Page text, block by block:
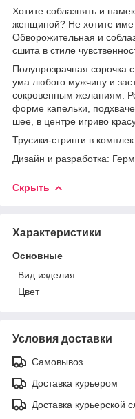
Хотите соблазнять и
женщиной? Не хотите
Обворожительная и
сшита в стиле
Полупрозрачная сорочка
ума любого мужчину и
сокровенным желаниям.
форме капельки,
шее, в центре игриво
Трусики-стринги в
Дизайн и разработка:
Скрыть
Характеристики
Основные
Вид изделия
Цвет
Условия доставки
Самовывоз
Доставка курьером
Доставка курьерской